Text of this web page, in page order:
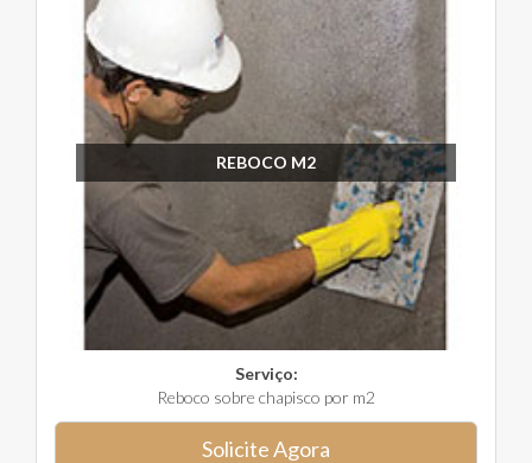
REBOCO M2
Serviço:
Reboco sobre chapisco por m2
Solicite Agora